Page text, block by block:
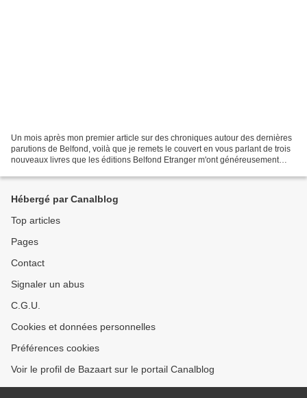
Un mois après mon premier article sur des chroniques autour des dernières
parutions de Belfond, voilà que je remets le couvert en vous parlant de trois
nouveaux livres que les éditions Belfond Etranger m'ont généreusement
Hébergé par Canalblog
Top articles
Pages
Contact
Signaler un abus
C.G.U.
Cookies et données personnelles
Préférences cookies
Voir le profil de Bazaart sur le portail Canalblog